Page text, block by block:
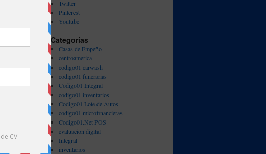
Twitter
Pinterest
Youtube
Categorías
Casas de Empeño
centroamerica
codigo01 carwash
codigo01 funerarias
Codigo01 Integral
codigo01 inventarios
Codigo01 Lote de Autos
codigo01 microfinancieras
Codigo01.Net POS
evaluacion digital
Integral
inventarios